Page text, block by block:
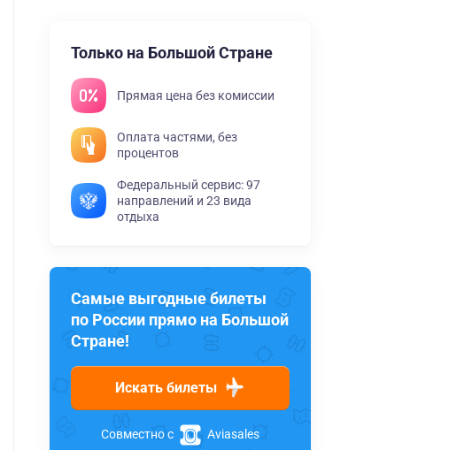
Только на Большой Стране
Прямая цена без комиссии
Оплата частями, без
процентов
Федеральный сервис: 97
направлений и 23 вида
отдыха
Самые выгодные билеты
по России прямо на Большой
Стране!
Искать билеты
Совместно с Aviasales